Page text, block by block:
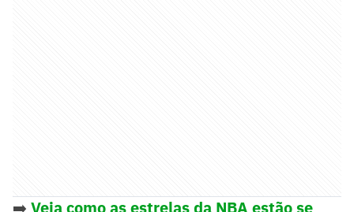
➡️ Veja como as estrelas da NBA estão se